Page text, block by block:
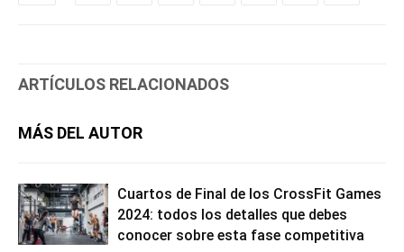
ARTÍCULOS RELACIONADOS
MÁS DEL AUTOR
Cuartos de Final de los CrossFit Games
2024: todos los detalles que debes
conocer sobre esta fase competitiva